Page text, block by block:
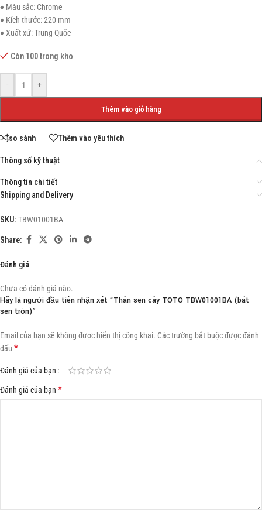
♦ Màu sắc: Chrome
♦ Kích thước: 220 mm
♦ Xuất xứ: Trung Quốc
Còn 100 trong kho
- +
Thêm vào giỏ hàng
so sánh Thêm vào yêu thích
Thông số kỹ thuật
Thông tin chi tiết
Shipping and Delivery
SKU:TBW01001BA
Share:
Đánh giá
Chưa có đánh giá nào.
Hãy là người đầu tiên nhận xét “Thân sen cây TOTO TBW01001BA (bát
sen tròn)”
Email của bạn sẽ không được hiển thị công khai. Các trường bắt buộc được đánh
dấu *
Đánh giá của bạn
Đánh giá của bạn *